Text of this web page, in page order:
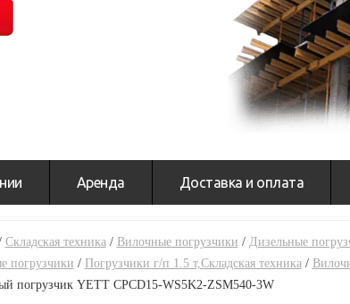
Аренда Доставка и оплата
Складская техника/ Вилочные погрузчики / Дизельные
погрузчики / Погрузчики г/п 1.5 т,Складская техника/
погрузчик YETT CPCD15-WS5K2-ZSM540-3W